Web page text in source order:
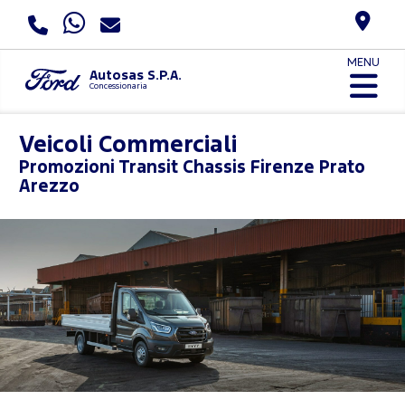
Autosas S.P.A.
Concessionaria
MENU
Veicoli Commerciali
Promozioni Transit Chassis Firenze Prato
Arezzo